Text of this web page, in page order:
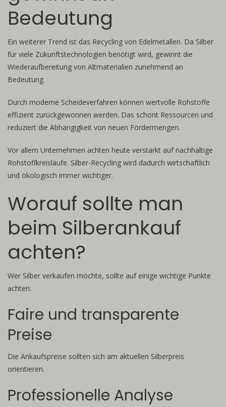
Bedeutung
Ein weiterer Trend ist das Recycling von Edelmetallen. Da Silber
für viele Zukunftstechnologien benötigt wird, gewinnt die
Wiederaufbereitung von Altmaterialien zunehmend an
Bedeutung.
Durch moderne Scheideverfahren können wertvolle Rohstoffe
effizient zurückgewonnen werden. Das schont Ressourcen und
reduziert die Abhängigkeit von neuen Fördermengen.
Vor allem Unternehmen achten heute verstärkt auf nachhaltige
Rohstoffkreisläufe. Silber-Recycling wird dadurch wirtschaftlich
und ökologisch immer wichtiger.
Worauf sollte man
beim Silberankauf
achten?
Wer Silber verkaufen möchte, sollte auf einige wichtige Punkte
achten:
Faire und transparente
Preise
Die Ankaufspreise sollten sich am aktuellen Silberpreis
orientieren.
Professionelle Analyse